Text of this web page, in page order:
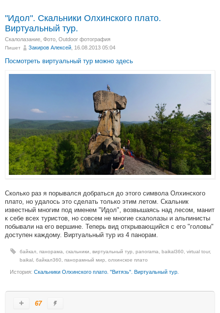
"Идол". Скальники Олхинского плато.
Виртуальный тур.
Скалолазание Фото Outdoor фотография
Пишет Закиров Алексей , 16.08.2013 05:04
Посмотреть виртуальный тур можно здесь
Сколько раз я порывался добраться до этого символа Олхинского
плато, но удалось это сделать только этим летом. Скальник
известный многим под именем "Идол", возвышаясь над лесом, манит
к себе всех туристов, но совсем не многие скалолазы и альпинисты
побывали на его вершине. Теперь вид открывающийся с его "головы"
доступен каждому. Виртуальный тур из 4 панорам.
байкал панорама скальники виртуальный тур panorama baikal360 virtual tour,
baikal байкал360 панорамный мир олхинское плато
История: Скальники Олхинского плато. "Витязь". Виртуальный тур.
67